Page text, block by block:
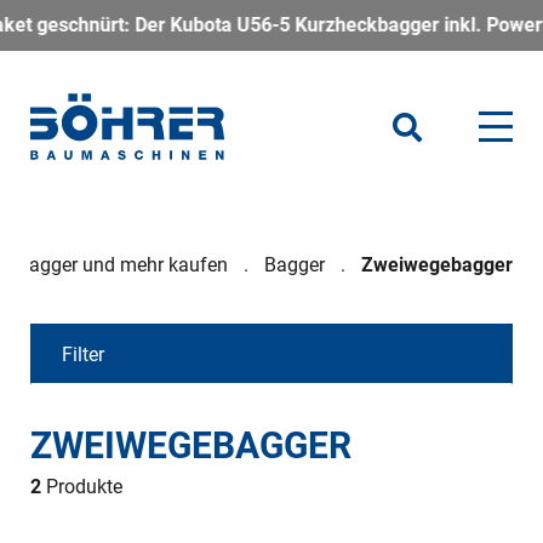
Der Kubota U56-5 Kurzheckbagger inkl.
und mehr kaufen Bagger Zweiwegebagger
Filter
ZWEIWEGEBAGGER
2 Produkte